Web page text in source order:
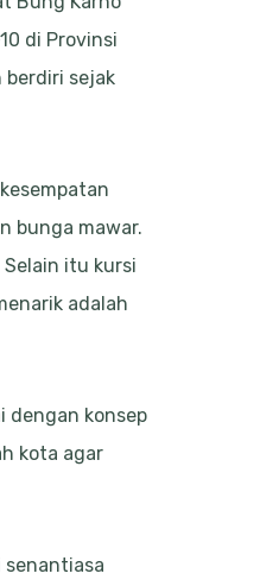
di Provinsi
berdiri sejak
bunga mawar.
itu kursi
adalah
dengan konsep
kota agar
senantiasa